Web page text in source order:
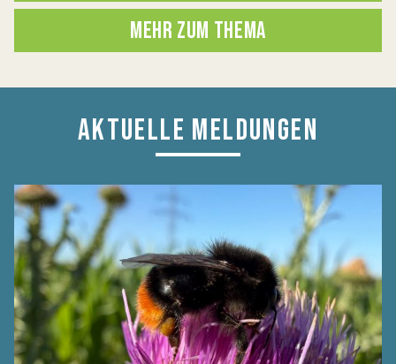
MEHR ZUM THEMA
AKTUELLE MELDUNGEN